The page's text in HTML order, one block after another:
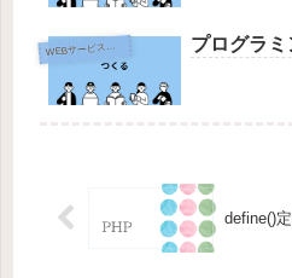
W
EBサービス作成 プログラ
define()